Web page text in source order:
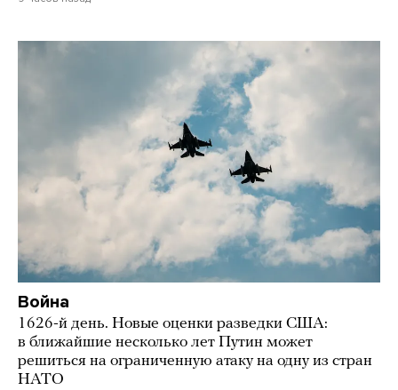
Война
1626-й день. Новые оценки разведки США:
в ближайшие несколько лет Путин может
решиться на ограниченную атаку на одну из стран
НАТО